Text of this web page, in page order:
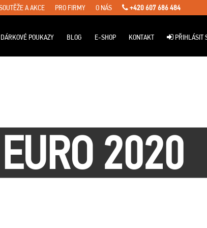
A AKCE PRO FIRMY O NÁS +420 607 686 484
DÁRKOVÉ POUKAZY BLOG E-SHOP KONTAKT PŘIHLÁSIT
EURO 2020